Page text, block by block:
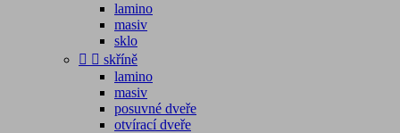
lamino
masiv
sklo
  skříně
lamino
masiv
posuvné dveře
otvírací dveře